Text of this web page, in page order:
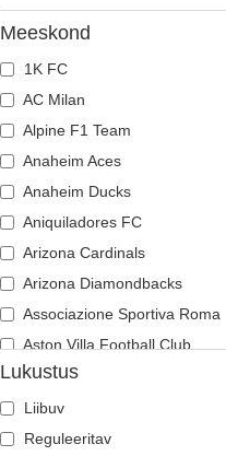
Meeskond
1K FC
AC Milan
Alpine F1 Team
Anaheim Aces
Anaheim Ducks
Aniquiladores FC
Arizona Cardinals
Arizona Diamondbacks
Associazione Sportiva Roma
Aston Villa Football Club
Atlanta Braves
Atlanta Falcons
Atlanta Hawks
Lukustus
Liibuv
Reguleeritav